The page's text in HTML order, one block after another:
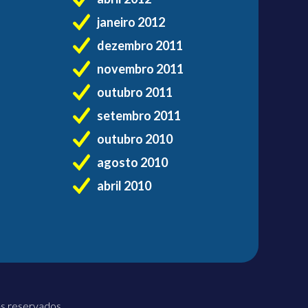
janeiro 2012
dezembro 2011
novembro 2011
outubro 2011
setembro 2011
outubro 2010
agosto 2010
abril 2010